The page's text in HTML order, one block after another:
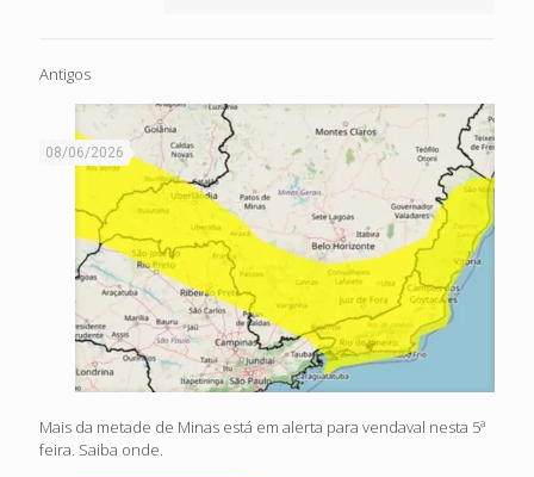
Antigos
08/06/2026
Mais da metade de Minas está em alerta para vendaval nesta 5ª
feira. Saiba onde.